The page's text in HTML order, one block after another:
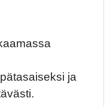
ja